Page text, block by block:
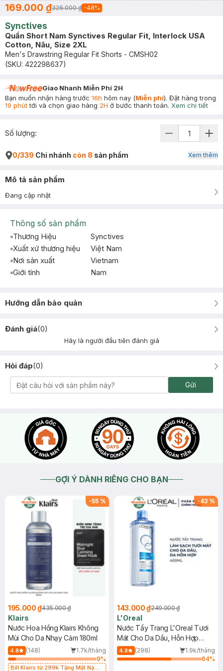
169.000 ₫326.000 ₫ -48%
Synctives
Quần Short Nam Synctives Regular Fit, Interlock USA
Cotton, Nâu, Size 2XL
Men's Drawstring Regular Fit Shorts - CMSH02
(SKU: 422298637)
Giao Nhanh Miễn Phí 2H
Bạn muốn nhận hàng trước 16h hôm nay (Miễn phí). Đặt hàng trong
19 phúttới và chọn giao hàng 2H ở bước thanh toán. Xem chi tiết
Số lượng:
0/339 Chi nhánh còn 8 sản phẩm Xem thêm
Mô tả sản phẩm
Đang cập nhật
Thông số sản phẩm
Thương Hiệu
Synctives
Xuất xứ thương hiệu
Việt Nam
Nơi sản xuất
Vietnam
Giới tính
Nam
Hướng dẫn bảo quản
Đánh giá(0)
Hãy là người đầu tiên đánh giá
Hỏi đáp(0)
Gửi
GỢI Ý DÀNH RIÊNG CHO BẠN
-55 %
195.000 ₫435.000 ₫
Klairs
Nước Hoa Hồng Klairs Không
Mùi Cho Da Nhạy Cảm 180ml
4.8 (148)
1.7k/tháng
9%
Bill Klairs từ 299k Tặng Mặt Nạ
-43 %
143.000 ₫249.000 ₫
L'Oreal
Nước Tẩy Trang L'Oreal Tươi
Mát Cho Da Dầu, Hỗn Hợp
400ml
4.8 (298)
1.9k/tháng
64%